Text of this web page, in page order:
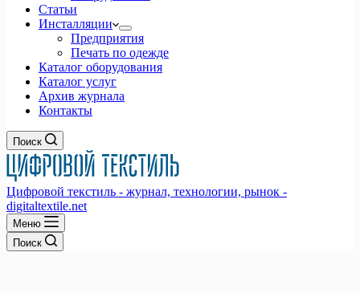
Статьи
Инсталляции
Предприятия
Печать по одежде
Каталог оборудования
Каталог услуг
Архив журнала
Контакты
Поиск
Цифровой текстиль - журнал, технологии, рынок -
digitaltextile.net
Меню
Поиск